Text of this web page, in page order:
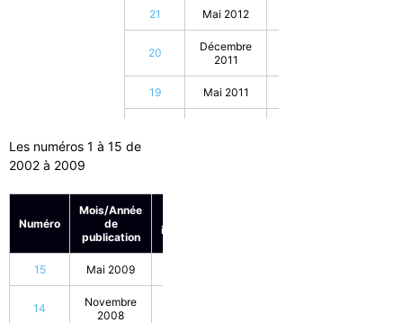
21 Mai 2012
20
Décembre
2011
19 Mai 2011
Les numéros 1 à 15 de
2002 à 2009
Numéro
Mois/Année
de
publication
inventaire
15 Mai 2009
14
Novembre
2008